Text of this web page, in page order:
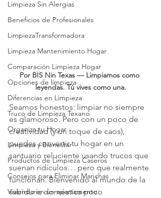
Limpieza Sin Alergias
Beneficios de Profesionales
LimpiezaTransformadora
Limpieza Mantenimiento Hogar
Comparación Limpieza Hogar
Opciones de limpieza
Diferencias en Limpieza
Truco de Limpieza Texano
Organiza tu Hogar
Limpieza y Bienestar
Productos de Limpieza Caseros
Consejos para Eliminar Manchas
Viviendo en un apartamento
Por BIS Nin Texas — Limpiamos como
leyendas. Tú vives como una.
Seamos honestos: limpiar no siempre
es glamoroso. Pero con un poco de
creatividad (y un toque de caos),
puedes convertir tu hogar en un
santuario reluciente usando trucos que
suenan ridículos… pero que realmente
funcionan. Bienvenido al mundo de la
sabiduría doméstica poco